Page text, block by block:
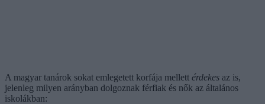
A magyar tanárok sokat emlegetett korfája mellett érdekes az is,
jelenleg milyen arányban dolgoznak férfiak és nők az általános
iskolákban: